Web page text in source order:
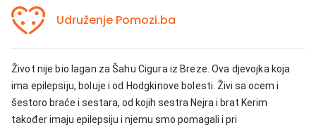
Udruženje Pomozi.ba
Život nije bio lagan za Šahu Cigura iz Breze. Ova djevojka koja
ima epilepsiju, boluje i od Hodgkinove bolesti. Živi sa ocem i
šestoro braće i sestara, od kojih sestra Nejra i brat Kerim
također imaju epilepsiju i njemu smo pomagali i pri